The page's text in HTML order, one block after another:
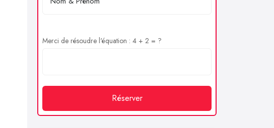
Merci de résoudre l'équation : 4 + 2 = ?
Réserver